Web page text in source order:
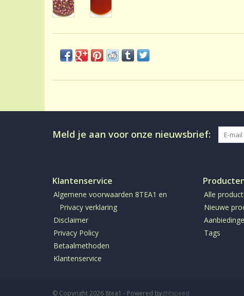
Meld je aan voor onze nieuwsbrief:
Klantenservice
Algemene voorwaarden 8TEA1 en
Privacy verklaring
Disclaimer
Privacy Policy
Betaalmethoden
Klantenservice
Alle
Nieuwe
Tags
© Copyright 2026 8tea1 - Powered byLightspeed